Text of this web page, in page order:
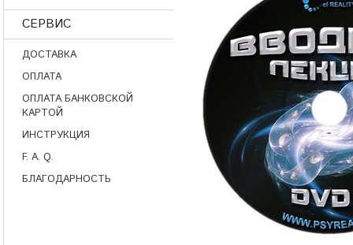
СЕРВИС
ДОСТАВКА
ОПЛАТА
ОПЛАТА БАНКОВСКОЙ
КАРТОЙ
ИНСТРУКЦИЯ
F. A. Q.
БЛАГОДАРНОСТЬ